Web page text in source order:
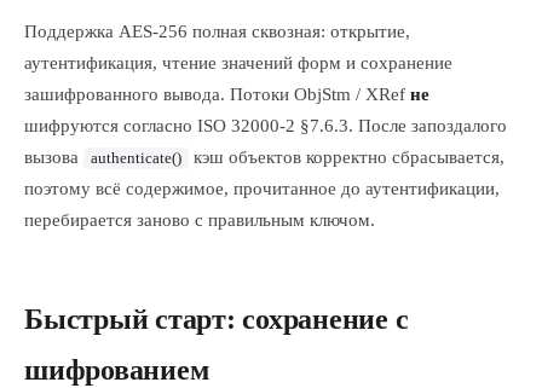
Поддержка AES-256 полная сквозная: открытие,
аутентификация, чтение значений форм и сохранение
зашифрованного вывода. Потоки ObjStm / XRef не
шифруются согласно ISO 32000-2 §7.6.3. После запоздалого
вызова
authenticate()
кэш объектов корректно сбрасывается,
поэтому всё содержимое, прочитанное до аутентификации,
перебирается заново с правильным ключом.
Быстрый старт: сохранение с
шифрованием